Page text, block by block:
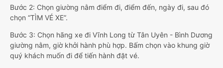
Bước 2: Chọn giường nằm điểm đi, điểm đến, ngày đi, sau đó
chọn “TÌM VÉ XE”.
Bước 3: Chọn hãng xe đi Vĩnh Long từ Tân Uyên - Bình Dương
giường nằm, giờ khởi hành phù hợp. Bấm chọn vào khung giờ
quý khách muốn đi để tiến hành đặt vé.